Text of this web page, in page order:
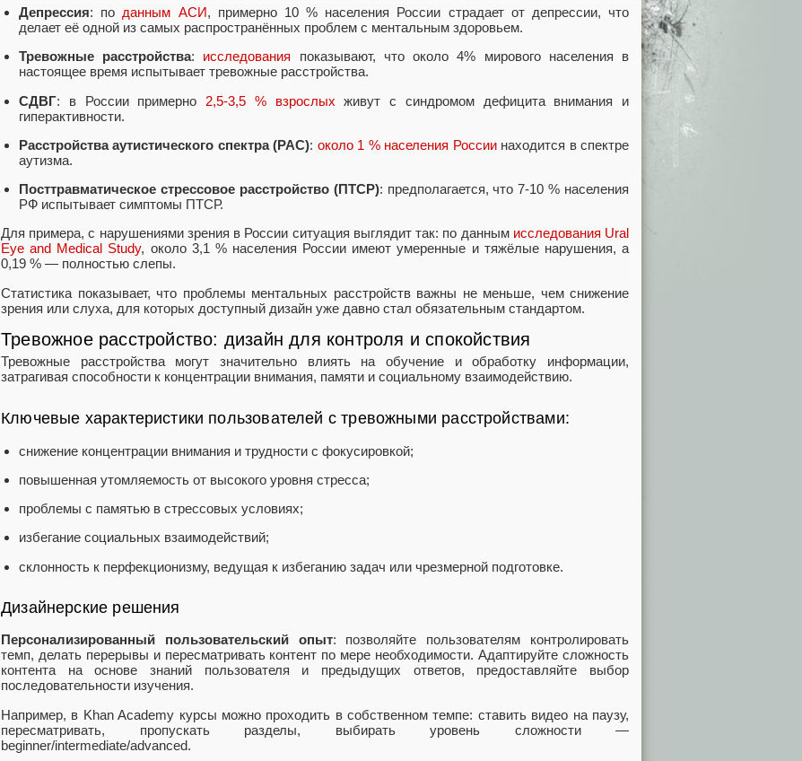
Депрессия: по данным АСИ, примерно 10 % населения России страдает от депрессии, что
делает её одной из самых распространённых проблем с ментальным здоровьем.
Тревожные расстройства: исследования показывают, что около 4% мирового населения в
настоящее время испытывает тревожные расстройства.
СДВГ: в России примерно 2,5-3,5 % взрослых живут с синдромом дефицита внимания и
гиперактивности.
Расстройства аутистического спектра (РАС): около 1 % населения Россиинаходится в спектре
аутизма.
Посттравматическое стрессовое расстройство (ПТСР): предполагается, что 7-10 % населения
РФ испытывает симптомы ПТСР.
Для примера, с нарушениями зрения в России ситуация выглядит так: по данным исследования Ural
Eye and Medical Study, около 3,1 % населения России имеют умеренные и тяжёлые нарушения, а
0,19 % — полностью слепы.
Статистика показывает, что проблемы ментальных расстройств важны не меньше, чем снижение
зрения или слуха, для которых доступный дизайн уже давно стал обязательным стандартом.
Тревожное расстройство: дизайн для контроля и спокойствия
Тревожные расстройства могут значительно влиять на обучение и обработку информации,
затрагивая способности к концентрации внимания, памяти и социальному взаимодействию.
Ключевые характеристики пользователей с тревожными расстройствами:
снижение концентрации внимания и трудности с фокусировкой;
повышенная утомляемость от высокого уровня стресса;
проблемы с памятью в стрессовых условиях;
избегание социальных взаимодействий;
склонность к перфекционизму, ведущая к избеганию задач или чрезмерной подготовке.
Дизайнерские решения
Персонализированный пользовательский опыт: позволяйте пользователям контролировать
темп, делать перерывы и пересматривать контент по мере необходимости. Адаптируйте сложность
контента на основе знаний пользователя и предыдущих ответов, предоставляйте выбор
последовательности изучения.
Например, в Khan Academy курсы можно проходить в собственном темпе: ставить видео на паузу,
пересматривать, пропускать разделы, выбирать уровень сложности —
beginner/intermediate/advanced.